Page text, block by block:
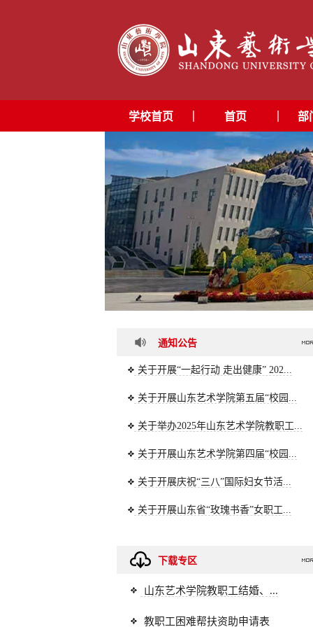
学校首页 | 首页 | 部
通知公告
关于开展“一起行动 走出健康” 202...
关于开展山东艺术学院第五届“校园...
关于举办2025年山东艺术学院教职工...
关于开展山东艺术学院第四届“校园...
关于开展庆祝“三八”国际妇女节活...
关于开展山东省“玫瑰书香”女职工...
下载专区
山东艺术学院教职工结婚、...
教职工困难帮扶资助申请表